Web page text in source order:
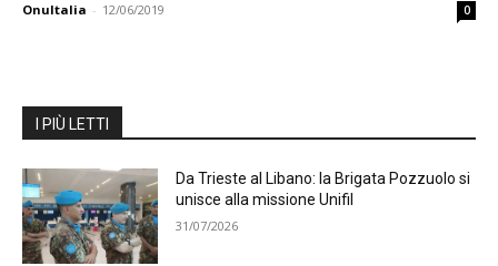
OnuItalia - 12/06/2019 0
I PIÙ LETTI
Da Trieste al Libano: la Brigata Pozzuolo si
unisce alla missione Unifil
31/07/2026